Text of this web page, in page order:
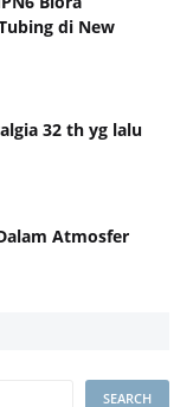
di New
32 th yg lalu
Atmosfer